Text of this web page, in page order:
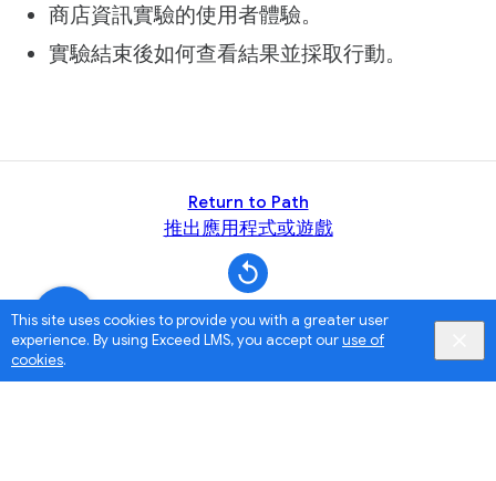
This site uses cookies to provide you with a greater user
experience. By using Exceed LMS, you accept ouruse of
cookies.
商店資訊實驗的使用者體驗。
實驗結束後如何查看結果並採取行動。
Return to Path
推出應用程式或遊戲